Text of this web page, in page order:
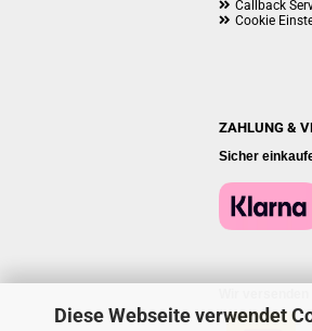
Diese Webseite verwendet
Callback
Cookie
ZAHLUNG &
Sicher